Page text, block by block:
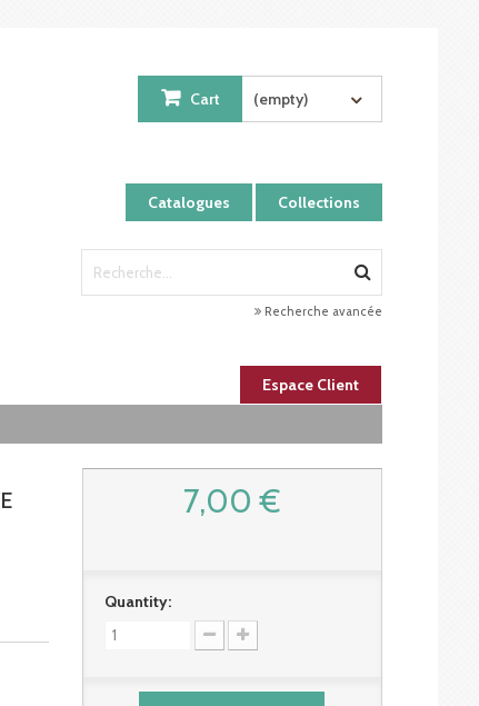
Catalogues Collections
Cart (empty)
Recherche avancée
Espace Client
7,00 €
Quantity: